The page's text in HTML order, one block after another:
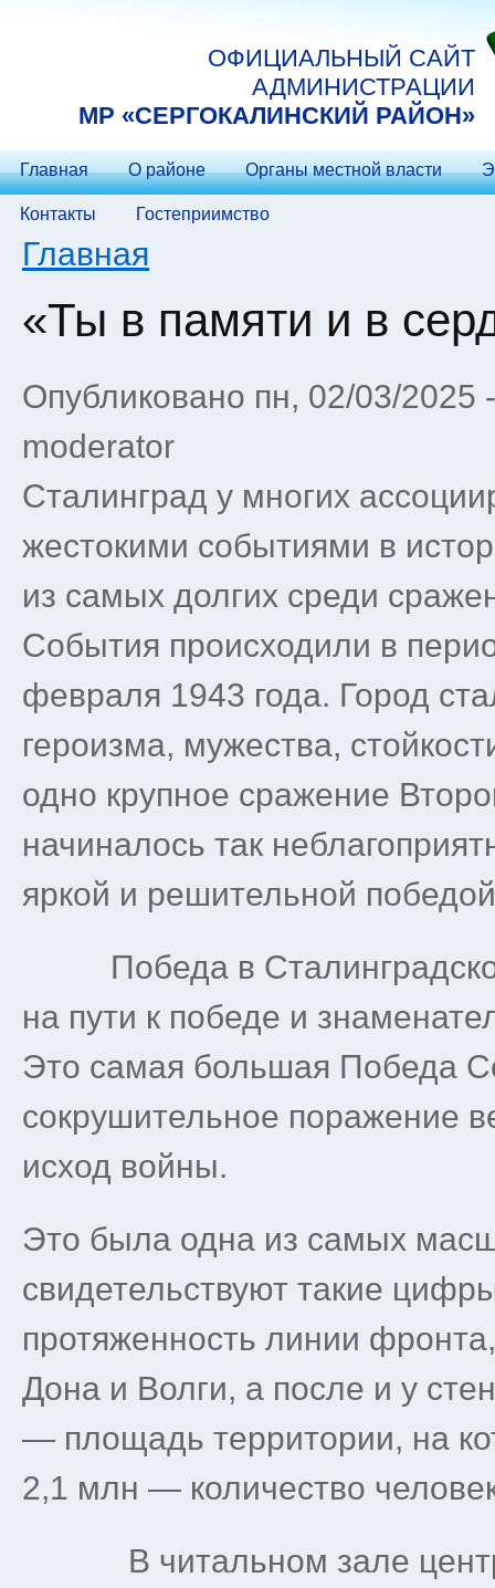
ОФИЦИАЛЬНЫЙ САЙТ
АДМИНИСТРАЦИИ
МP «СЕРГОКАЛИНСКИЙ РАЙОН»
Главная О районе Органы местной власти
Контакты Гостеприимство
Вы здесь
Главная
«Ты в памяти и в
Опубликовано пн, 02/03/2025
moderator
Сталинград у многих
жестокими событиями в
из самых долгих среди
События происходили в
февраля 1943 года. Город
героизма, мужества,
одно крупное сражение
начиналось так
яркой и решительной
Победа в
на пути к победе и
Это самая большая Победа
сокрушительное поражение
исход войны.
Это была одна из самых
свидетельствуют такие
протяженность линии
Дона и Волги, а после и у
— площадь территории, на
2,1 млн — количество
В читальном зале